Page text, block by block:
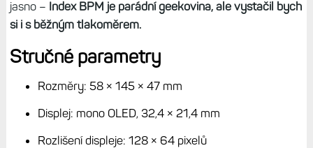
jasno – Index BPM je parádní geekovina, ale vystačil bych
si i s běžným tlakoměrem.
Stručné parametry
Rozměry: 58 × 145 × 47 mm
Displej: mono OLED, 32,4 × 21,4 mm
Rozlišení displeje: 128 × 64 pixelů